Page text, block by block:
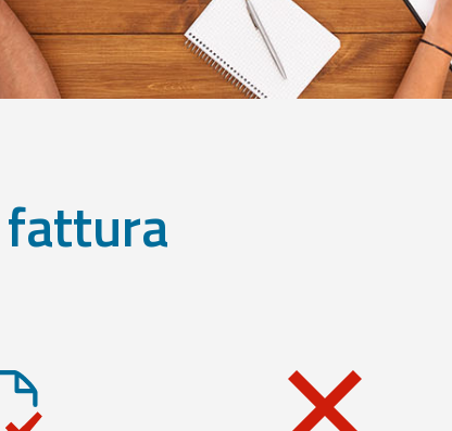
fattura